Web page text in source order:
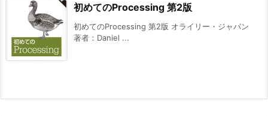
初めてのProcessing 第2版
初めてのProcessing 第2版 オライリー・ジャパン
著者：Daniel ...